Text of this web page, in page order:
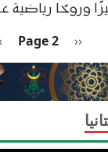
وروحًا رياضية
page
‹‹
Page 2